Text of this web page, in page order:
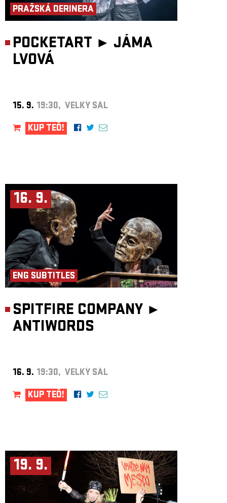
Všechny díly Invisible se stále hrají v Paláci Akropolis v produkci
souboru Tantehorse, jenž se dlouhodobě zabývá palčivými tématy,
Scénář: Iris Kristeková, Miřenka Čechová
Koncept a režie: Miřenka Čechová
Hraje: Iris Kristeková
Koprodukce: Palác Akropolis
PRAŽSKÁ DERINERA
POCKETART ► JÁMA
LVOVÁ
15. 9. 19:30, VELKÝ SÁL
KUP TEĎ!
16. 9.
ENG SUBTITLES
SPITFIRE COMPANY ►
ANTIWORDS
16. 9. 19:30, VELKÝ SÁL
KUP TEĎ!
19. 9.